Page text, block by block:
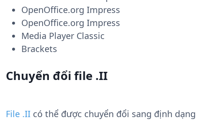
OpenOffice.org Impress
OpenOffice.org Impress
Media Player Classic
Brackets
Chuyển đổi file .II
File .II có thể được chuyển đổi sang định dạng